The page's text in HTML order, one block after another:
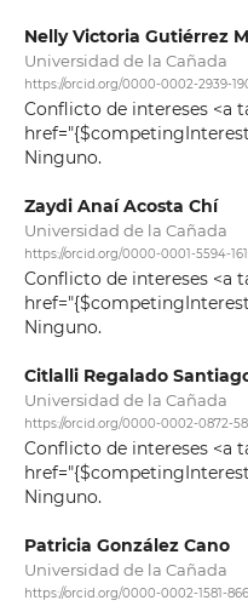
Nelly Victoria Gutiérrez
Universidad de la Cañada
https://orcid.org/0000-0002-2939-
Conflicto de intereses <a
Ninguno.
Zaydi Anaí Acosta Chí
Universidad de la Cañada
https://orcid.org/0000-0001-5594-
Conflicto de intereses <a
Ninguno.
Citlalli Regalado
Universidad de la Cañada
https://orcid.org/0000-0002-0872-
Conflicto de intereses <a
Ninguno.
Patricia González Cano
Universidad de la Cañada
https://orcid.org/0000-0002-1581-